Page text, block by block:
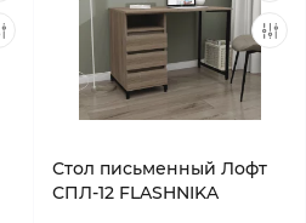
Стол письменный Лофт
СПЛ-12 FLASHNIKA